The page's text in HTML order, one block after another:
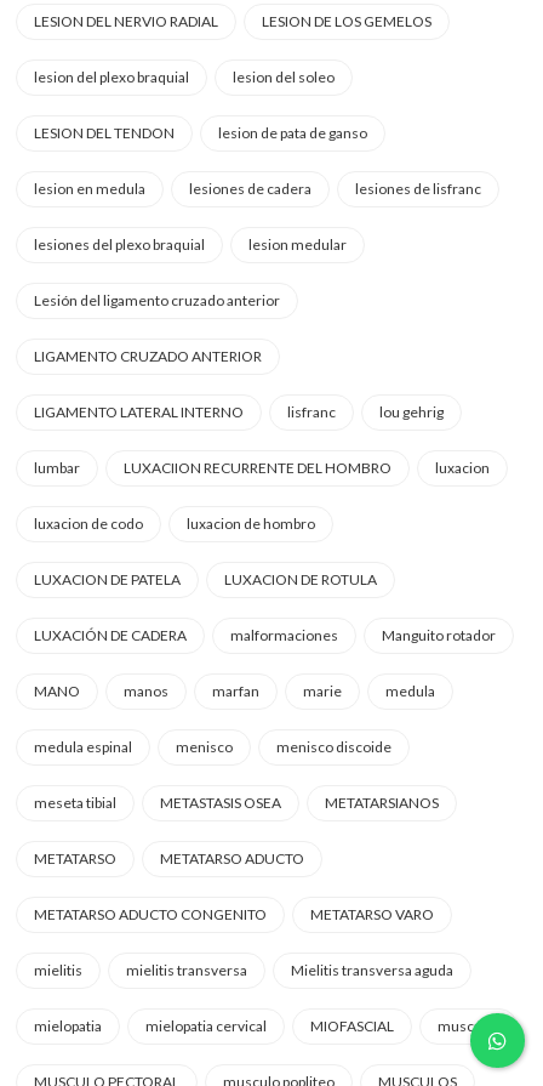
LESION DEL NERVIO RADIAL LESION DE LOS GEMELOS
lesion del plexo braquial lesion del soleo
LESION DEL TENDON lesion de pata de ganso
lesion en medula lesiones de cadera lesiones de lisfranc
lesiones del plexo braquial lesion medular
Lesión del ligamento cruzado anterior
LIGAMENTO CRUZADO ANTERIOR
LIGAMENTO LATERAL INTERNO lisfranc lou gehrig
lumbar LUXACIION RECURRENTE DEL HOMBRO luxacion
luxacion de codo luxacion de hombro
LUXACION DE PATELA LUXACION DE ROTULA
LUXACIÓN DE CADERA malformaciones Manguito rotador
MANO manos marfan marie medula
medula espinal menisco menisco discoide
meseta tibial METASTASIS OSEA METATARSIANOS
METATARSO METATARSO ADUCTO
METATARSO ADUCTO CONGENITO METATARSO VARO
mielitis mielitis transversa Mielitis transversa aguda
mielopatia mielopatia cervical MIOFASCIAL muscular
MUSCULO PECTORAL musculo popliteo MUSCULOS